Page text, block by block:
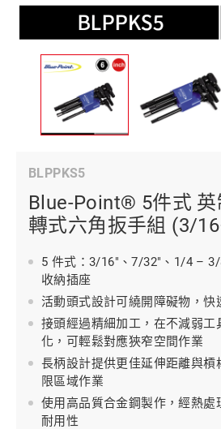
BLPPKS5
Blue-Point® 5件式 英
轉式六角扳手組 (3/
5 件式：3/16"、7/32"、1/4 –
收納插座
活動頭式設計可繞開障礙物，快
接頭經過精細加工，在不減弱工
化，可輕鬆對應狹窄空間作業
長柄設計提供更佳延伸距離與槓
限區域作業
使用高品質合金鋼製作，經熱處
耐用性